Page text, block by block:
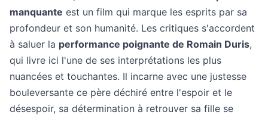
manquante est un film qui marque les esprits par sa
profondeur et son humanité. Les critiques s'accordent
à saluer la performance poignante de Romain Duris,
qui livre ici l'une de ses interprétations les plus
nuancées et touchantes. Il incarne avec une justesse
bouleversante ce père déchiré entre l'espoir et le
désespoir, sa détermination à retrouver sa fille se